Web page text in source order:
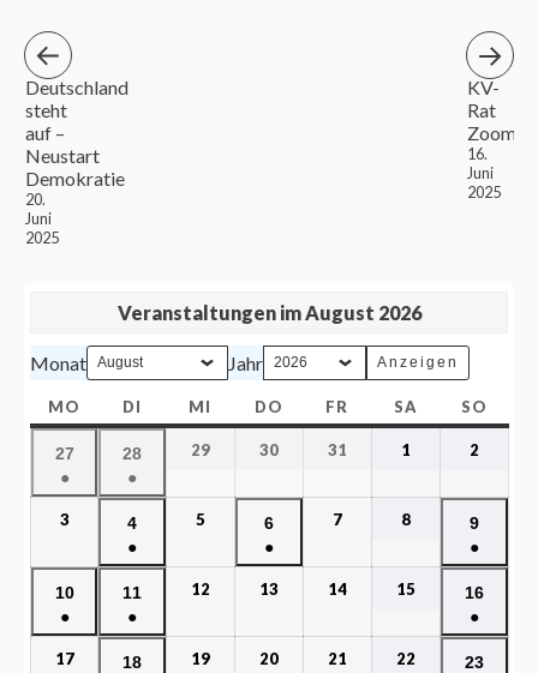
Deutschland
steht
auf –
Neustart
Demokratie
20.
Juni
2025
KV-
Rat
Zoom
16.
Juni
2025
Veranstaltungen im August 2026
Monat Jahr
MO DI MI DO FR SA SO
27
●
28
●
29 30 31 1 2
3
4
●
5
6
●
7 8
9
●
10
●
11
●
12 13 14 15
16
●
17
18
19 20 21 22
23